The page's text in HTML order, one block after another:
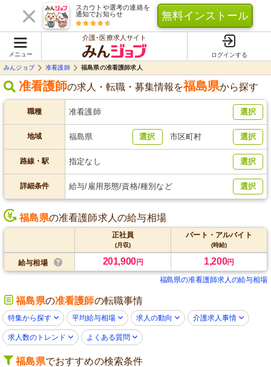
スカウトや選考の連絡を
通知でお知らせ
無料インストール
メニュー
介護･医療求人サイト
ログインする
みんジョブ
准看護師 福島県の准看護師求人
准看護師の求人・転職・募集情報を福島県から探す
職種 准看護師 選択
地域 福島県 選択 市区町村 選択
路線・駅 指定なし 選択
詳細条件 給与/雇用形態/資格/種別など 選択
福島県の准看護師求人の給与相場
正社員
(月収)
パート・アルバイト
(時給)
給与相場 201,900円 1,200円
福島県の准看護師求人の給与相場
福島県の准看護師の転職事情
特集から探す 平均給与相場 求人の動向 介護求人事情
求人数のトレンド よくある質問
福島県でおすすめの検索条件